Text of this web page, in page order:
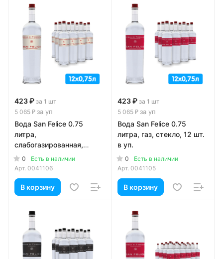
423 ₽ за 1 шт
5 065 ₽ за уп
Вода San Felice 0.75
литра,
слабогазированная,
стекло, 12 шт. в уп.
0
Есть в наличии
Арт. 0041106
В корзину
423 ₽ за 1 шт
5 065 ₽ за уп
Вода San Felice 0.75
литра, газ, стекло, 12 шт.
в уп.
0
Есть в наличии
Арт. 0041105
В корзину